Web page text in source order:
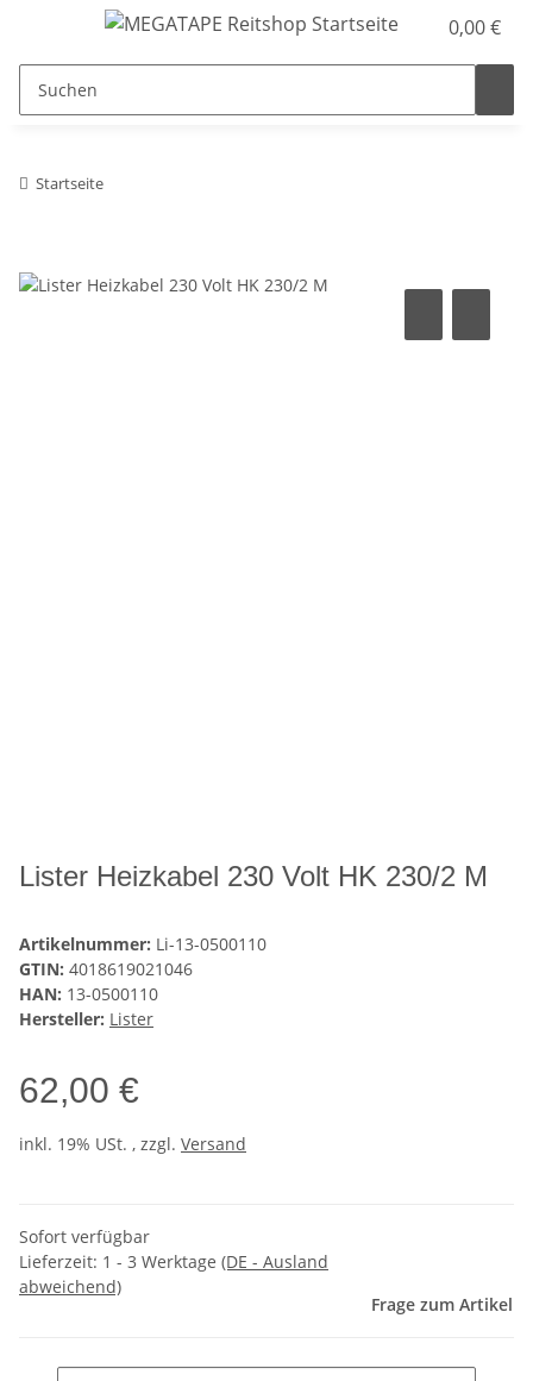
0,00 €
Startseite
Lister Heizkabel 230 Volt HK 230/2 M
Artikelnummer: Li-13-0500110
GTIN: 4018619021046
HAN: 13-0500110
Hersteller: Lister
62,00 €
inkl. 19% USt. , zzgl. Versand
Sofort verfügbar
Lieferzeit: 1 - 3 Werktage (DE - Ausland
abweichend)
Frage zum Artikel